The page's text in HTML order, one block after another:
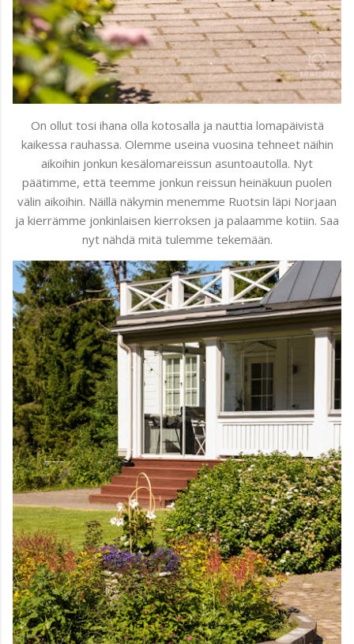
On ollut tosi ihana olla kotosalla ja nauttia lomapäivistä
kaikessa rauhassa. Olemme useina vuosina tehneet näihin
aikoihin jonkun kesälomareissun asuntoautolla. Nyt
päätimme, että teemme jonkun reissun heinäkuun puolen
välin aikoihin. Näillä näkymin menemme Ruotsin läpi Norjaan
ja kierrämme jonkinlaisen kierroksen ja palaamme kotiin. Saa
nyt nähdä mitä tulemme tekemään.